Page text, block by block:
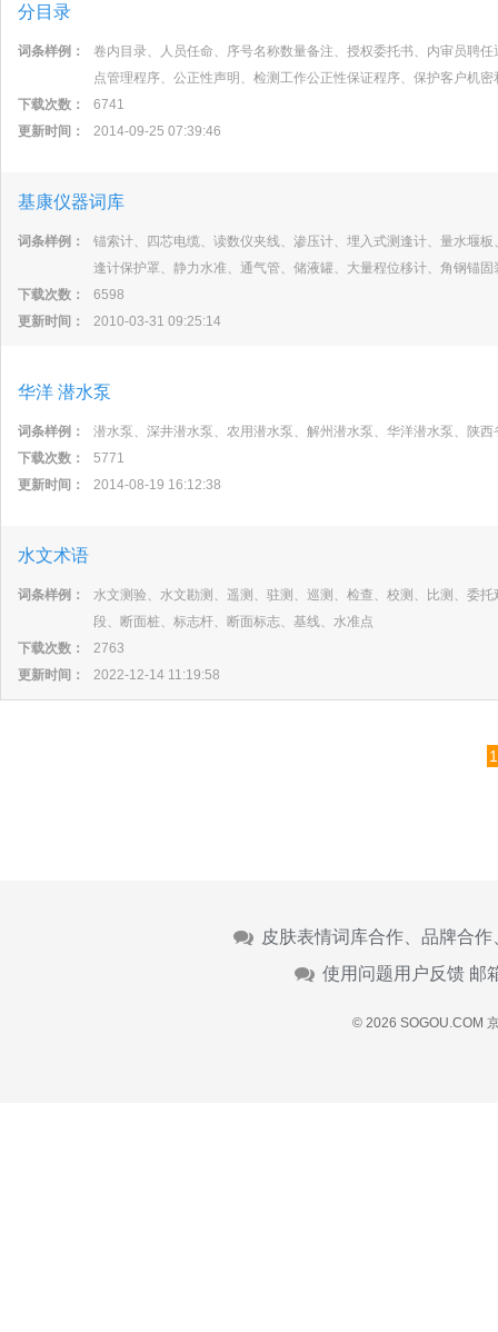
分目录
词条样例：
卷内目录、人员任命、序号名称数量备注、授权委托书、内审员聘
点管理程序、公正性声明、检测工作公正性保证程序、保护客户机密
下载次数：
6741
更新时间：
2014-09-25 07:39:46
基康仪器词库
词条样例：
锚索计、四芯电缆、读数仪夹线、渗压计、埋入式测逢计、量水堰
逢计保护罩、静力水准、通气管、储液罐、大量程位移计、角钢锚
下载次数：
6598
更新时间：
2010-03-31 09:25:14
华洋 潜水泵
词条样例：
潜水泵、深井潜水泵、农用潜水泵、解州潜水泵、华洋潜水泵、陕
下载次数：
5771
更新时间：
2014-08-19 16:12:38
水文术语
词条样例：
水文测验、水文勘测、遥测、驻测、巡测、检查、校测、比测、委
段、断面桩、标志杆、断面标志、基线、水准点
下载次数：
2763
更新时间：
2022-12-14 11:19:58
1
皮肤表情词库合作、品牌合
使用问题用户反馈 邮
© 2026 SOGOU.COM